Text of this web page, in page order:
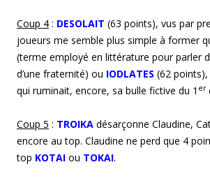
Coup 4 : DESOLAIT (63 points), vus par
joueurs me semble plus simple à former
(terme employé en littérature pour parler
d’une fraternité) ou IODLATES (62
qui ruminait, encore, sa bulle fictive du 1 er
Coup 5 : TROIKA désarçonne Claudine,
encore au top. Claudine ne perd que 4
top KOTAI ou TOKAI.